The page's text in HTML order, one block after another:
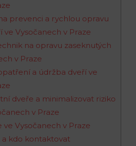
prevenci a rychlou opravu
ve Vysočanech v Praze
na opravu zaseknutých
v Praze
a údržba dveří ve
dveře a minimalizovat riziko
v Praze
ve Vysočanech v Praze
a kdo kontaktovat